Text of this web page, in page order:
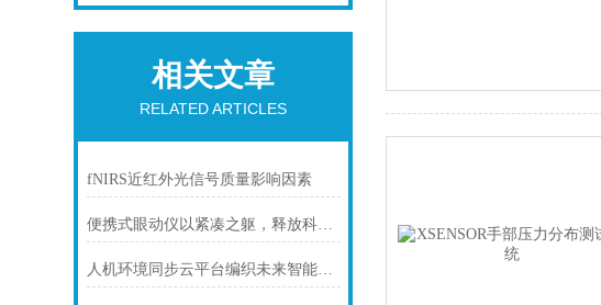
相关文章
RELATED ARTICLES
fNIRS近红外光信号质量影响因素
便携式眼动仪以紧凑之躯，释放科研与产业的无限潜能
人机环境同步云平台编织未来智能生态的“数字神经网”